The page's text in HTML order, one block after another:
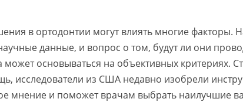
в ортодонтии могут влиять многие факторы.
данные, и вопрос о том, будут ли они
может основываться на объективных критериях.
исследователи из США недавно изобрели
мнение и поможет врачам выбрать наилучшие